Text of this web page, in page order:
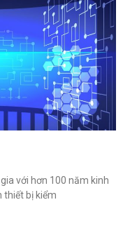
với hơn 100 năm kinh
thiết bị kiểm